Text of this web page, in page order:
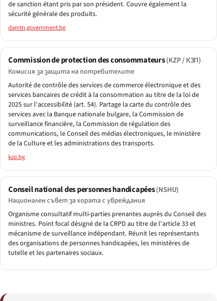
de sanction étant pris par son président. Couvre également la
sécurité générale des produits.
damtn.government.bg
Commission de protection des consommateurs(KZP / КЗП)
Комисия за защита на потребителите
Autorité de contrôle des services de commerce électronique et des
services bancaires de crédit à la consommation au titre de la loi de
2025 sur l'accessibilité (art. 54). Partage la carte du contrôle des
services avec la Banque nationale bulgare, la Commission de
surveillance financière, la Commission de régulation des
communications, le Conseil des médias électroniques, le ministère
de la Culture et les administrations des transports.
kzp.bg
Conseil national des personnes handicapées(NSHU)
Национален съвет за хората с увреждания
Organisme consultatif multi-parties prenantes auprès du Conseil des
ministres. Point focal désigné de la CRPD au titre de l'article 33 et
mécanisme de surveillance indépendant. Réunit les représentants
des organisations de personnes handicapées, les ministères de
tutelle et les partenaires sociaux.